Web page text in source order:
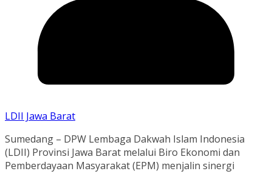
LDII Jawa Barat
Sumedang – DPW Lembaga Dakwah Islam Indonesia
(LDII) Provinsi Jawa Barat melalui Biro Ekonomi dan
Pemberdayaan Masyarakat (EPM) menjalin sinergi